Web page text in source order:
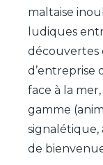
maltaise
ludiques
découvertes
d’entreprise
face à la
gamme
signalétique,
de